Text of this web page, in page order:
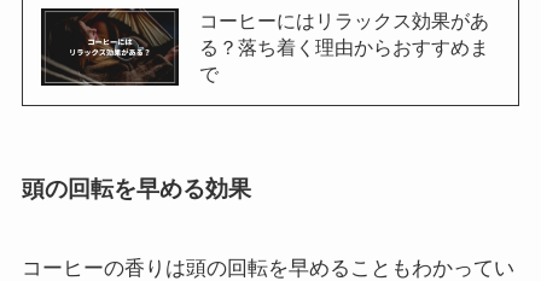
コーヒーにはリラックス効果があ
る？落ち着く理由からおすすめま
で
頭の回転を早める効果
コーヒーの香りは頭の回転を早めることもわかってい